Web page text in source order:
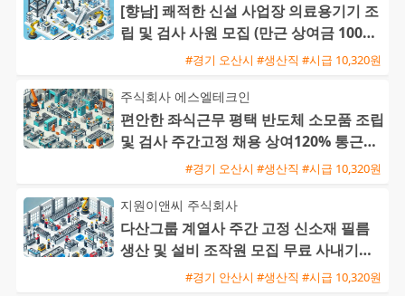
[향남] 쾌적한 신설 사업장 의료용기기 조
립 및 검사 사원 모집 (만근 상여금 100%
/ 통근버스 운행)#경기 오산시 #생산직 #시급 10,320원
주식회사 에스엘테크인
편안한 좌식근무 평택 반도체 소모품 조립
및 검사 주간고정 채용 상여120% 통근버
#경기 오산시 #생산직 #시급 10,320원
지원이앤씨 주식회사
다산그룹 계열사 주간 고정 신소재 필름
생산 및 설비 조작원 모집 무료 사내기숙
#경기 안산시 #생산직 #시급 10,320원